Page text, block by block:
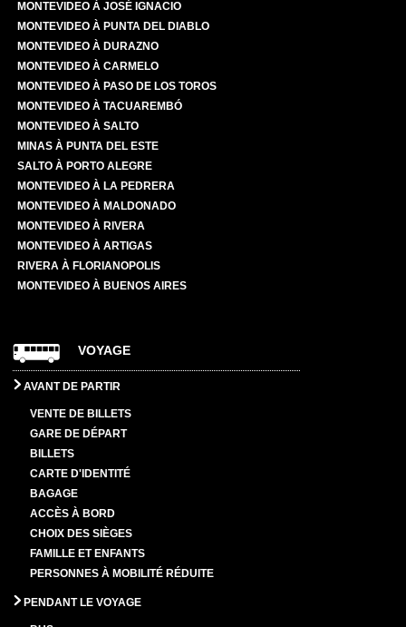
MONTEVIDEO À JOSÉ IGNACIO
MONTEVIDEO À PUNTA DEL DIABLO
MONTEVIDEO À DURAZNO
MONTEVIDEO À CARMELO
MONTEVIDEO À PASO DE LOS TOROS
MONTEVIDEO À TACUAREMBÓ
MONTEVIDEO À SALTO
MINAS À PUNTA DEL ESTE
SALTO À PORTO ALEGRE
MONTEVIDEO À LA PEDRERA
MONTEVIDEO À MALDONADO
MONTEVIDEO À RIVERA
MONTEVIDEO À ARTIGAS
RIVERA À FLORIANOPOLIS
MONTEVIDEO À BUENOS AIRES
VOYAGE
AVANT DE PARTIR
VENTE DE BILLETS
GARE DE DÉPART
BILLETS
CARTE D'IDENTITÉ
BAGAGE
ACCÈS À BORD
CHOIX DES SIÈGES
FAMILLE ET ENFANTS
PERSONNES À MOBILITÉ RÉDUITE
PENDANT LE VOYAGE